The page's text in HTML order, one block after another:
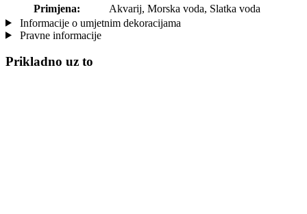
Primjena:
Akvarij, Morska voda, Slatka voda
Informacije o umjetnim dekoracijama
Pravne informacije
Prikladno uz to